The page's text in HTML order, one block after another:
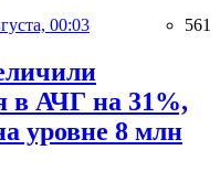
00:03 561
в АЧГ на 31%,
уровне 8 млн